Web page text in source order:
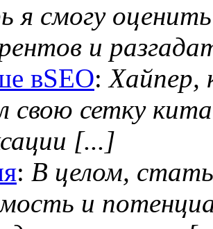
я смогу
и
вSEO:Хайпер,
свою сетку
[...]
: В целом,
и